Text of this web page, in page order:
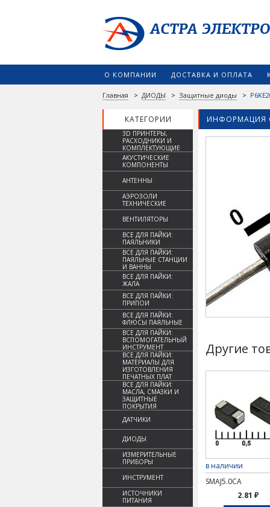
О КОМПАНИИ ДОСТАВКА И ОПЛАТА
Главная > ДИОДЫ > Защитные диоды >
КАТЕГОРИИ ИНФОРМАЦИЯ
3D ПРИНТЕРЫ,
РАСХОДНИКИ И
КОМПЛЕКТУЮЩИЕ
АКУСТИЧЕСКИЕ
КОМПОНЕНТЫ
АНТЕННЫ
АЭРОЗОЛИ
ТЕХНИЧЕСКИЕ
ВЕНТИЛЯТОРЫ
ВСЕ ДЛЯ ПАЙКИ:
ПАЯЛЬНИКИ
ВСЕ ДЛЯ ПАЙКИ:
ПАЯЛЬНЫЕ СТАНЦИИ
И ВАННЫ
ВСЕ ДЛЯ ПАЙКИ:
ЖАЛА
ВСЕ ДЛЯ ПАЙКИ:
ПРИПОИ
ВСЕ ДЛЯ ПАЙКИ:
ФЛЮСЫ ПАЯЛЬНЫЕ
ВСЕ ДЛЯ ПАЙКИ:
ВСПОМОГАТЕЛЬНЫЙ
ИНСТРУМЕНТ
ВСЕ ДЛЯ ПАЙКИ:
МАТЕРИАЛЫ ДЛЯ
ИЗГОТОВЛЕНИЯ
ПЕЧАТНЫХ ПЛАТ
ВСЕ ДЛЯ ПАЙКИ:
МАСЛА, СМАЗКИ И
ЗАЩИТНЫЕ
ПОКРЫТИЯ
ДАТЧИКИ
ДИОДЫ
ИЗМЕРИТЕЛЬНЫЕ
ПРИБОРЫ
ИНСТРУМЕНТ
ИСТОЧНИКИ
ПИТАНИЯ
Другие
в наличии
SMAJ5.0CA
2.81 ₽